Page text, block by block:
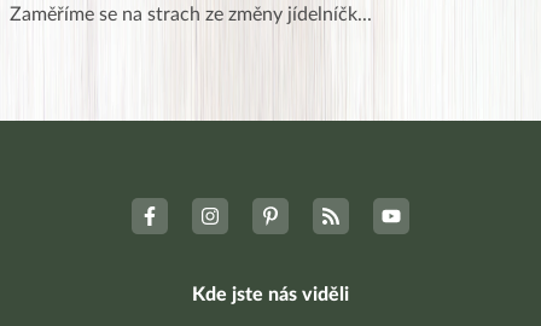
Zaměříme se na strach ze změny jídelníčk...
Kde jste nás viděli